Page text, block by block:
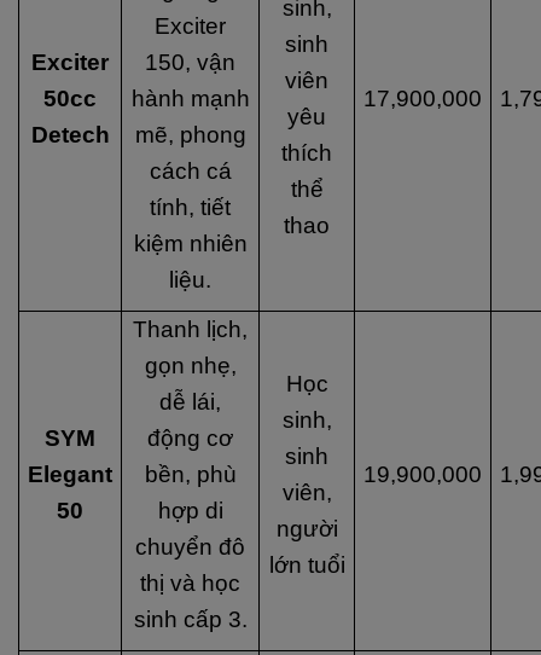
Exciter
50cc
Detech
Exciter
150, vận
hành mạnh
mẽ, phong
cách cá
tính, tiết
kiệm nhiên
liệu.
sinh,
sinh
viên
yêu
thích
thể
thao
17,900,000
SYM
Elegant
50
Thanh lịch,
gọn nhẹ,
dễ lái,
động cơ
bền, phù
hợp di
chuyển đô
thị và học
sinh cấp 3.
Học
sinh,
sinh
viên,
người
lớn tuổi
19,900,000